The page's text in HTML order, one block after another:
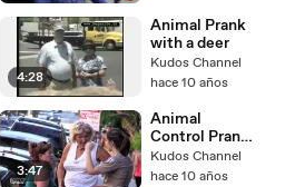
4:28
Animal Prank
with a deer
Kudos Channel
hace 10 años
3:47
Animal
Control Prank!
- Prank Bank
Kudos Channel
hace 10 años